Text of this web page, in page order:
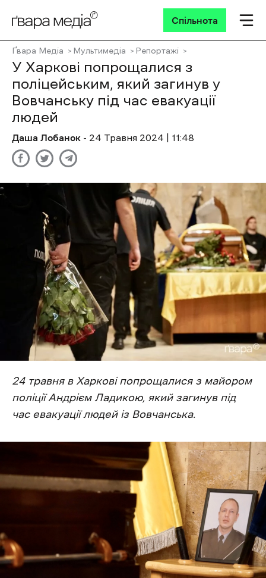
Спільнота
Ґвара Медіа Мультимедіа Репортажі
У Харкові попрощалися з
поліцейським, який загинув у
Вовчанську під час евакуації
людей
Даша Лобанок - 24 Травня 2024 | 11:48
24 травня в Харкові попрощалися з майором
поліції Андрієм Ладикою, який загинув під
час евакуації людей із Вовчанська.